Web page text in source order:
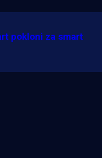
pokloni za smart